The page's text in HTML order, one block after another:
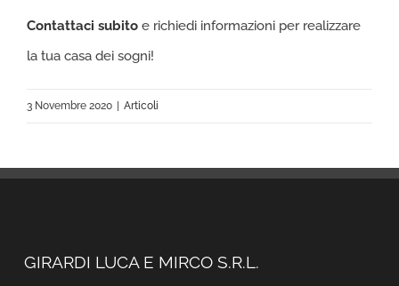
Contattaci subito e richiedi informazioni per realizzare
la tua casa dei sogni!
3 Novembre 2020 | Articoli
GIRARDI LUCA E MIRCO S.R.L.